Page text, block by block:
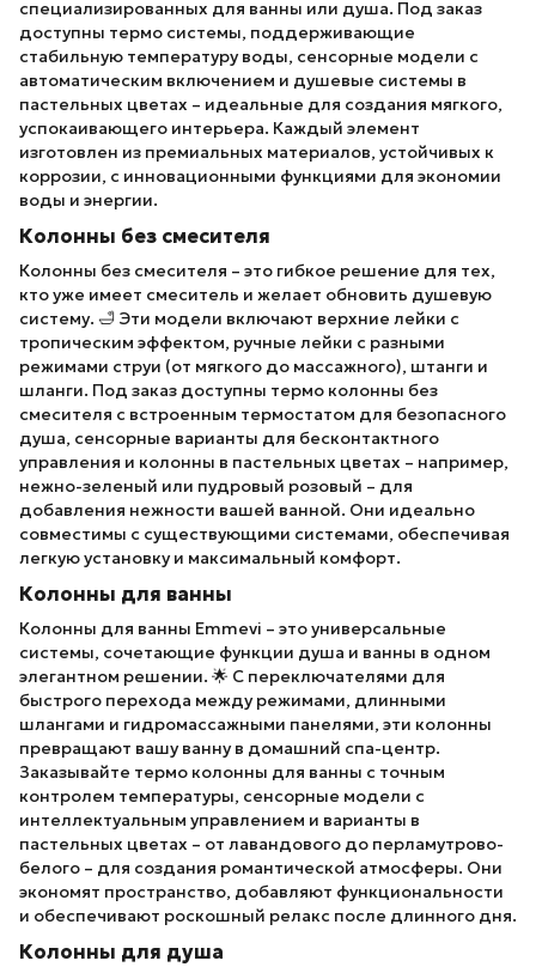
специализированных для ванны или душа. Под заказ
доступны термо системы, поддерживающие
стабильную температуру воды, сенсорные модели с
автоматическим включением и душевые системы в
пастельных цветах – идеальные для создания мягкого,
успокаивающего интерьера. Каждый элемент
изготовлен из премиальных материалов, устойчивых к
коррозии, с инновационными функциями для экономии
воды и энергии.
Колонны без смесителя
Колонны без смесителя – это гибкое решение для тех,
кто уже имеет смеситель и желает обновить душевую
систему. 🛁 Эти модели включают верхние лейки с
тропическим эффектом, ручные лейки с разными
режимами струи (от мягкого до массажного), штанги и
шланги. Под заказ доступны термо колонны без
смесителя с встроенным термостатом для безопасного
душа, сенсорные варианты для бесконтактного
управления и колонны в пастельных цветах – например,
нежно-зеленый или пудровый розовый – для
добавления нежности вашей ванной. Они идеально
совместимы с существующими системами, обеспечивая
легкую установку и максимальный комфорт.
Колонны для ванны
Колонны для ванны Emmevi – это универсальные
системы, сочетающие функции душа и ванны в одном
элегантном решении. 🌟 С переключателями для
быстрого перехода между режимами, длинными
шлангами и гидромассажными панелями, эти колонны
превращают вашу ванну в домашний спа-центр.
Заказывайте термо колонны для ванны с точным
контролем температуры, сенсорные модели с
интеллектуальным управлением и варианты в
пастельных цветах – от лавандового до перламутрово-
белого – для создания романтической атмосферы. Они
экономят пространство, добавляют функциональности
и обеспечивают роскошный релакс после длинного дня.
Колонны для душа